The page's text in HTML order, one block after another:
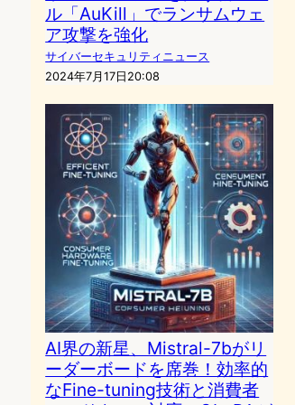
ル「AuKill」でランサムウェ
ア攻撃を強化
サイバーセキュリティニュース
2024年7月17日20:08
AI界の新星、Mistral-7bがリ
ーダーボードを席巻！効率的
なFine-tuning技術と消費者